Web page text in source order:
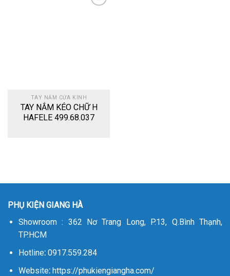
TAY NẮM CỬA KÍNH
TAY NẮM KÉO CHỮ H
HAFELE 499.68.037
PHỤ KIỆN GIANG HÀ
Showroom : 362 Nơ Trang Long, P.13, Q.Bình Thạnh,
TP.HCM
Hotline:0917.559.284
Website: https://phukiengiangha.com/